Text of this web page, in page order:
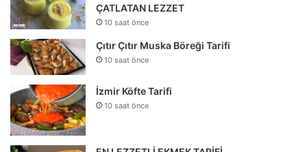
ÇATLATAN LEZZET
10 saat önce
Çıtır Çıtır Muska Böreği Tarifi
10 saat önce
İzmir Köfte Tarifi
10 saat önce